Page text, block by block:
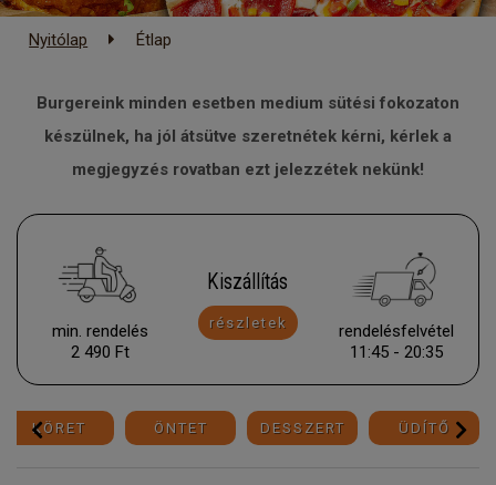
Nyitólap Étlap
Burgereink minden esetben medium sütési fokozaton
készülnek, ha jól átsütve szeretnétek kérni, kérlek a
megjegyzés rovatban ezt jelezzétek nekünk!
min. rendelés
2 490 Ft
Kiszállítás
részletek
rendelésfelvétel
11:45 - 20:35
KÖRET ÖNTET DESSZERT ÜDÍTŐ